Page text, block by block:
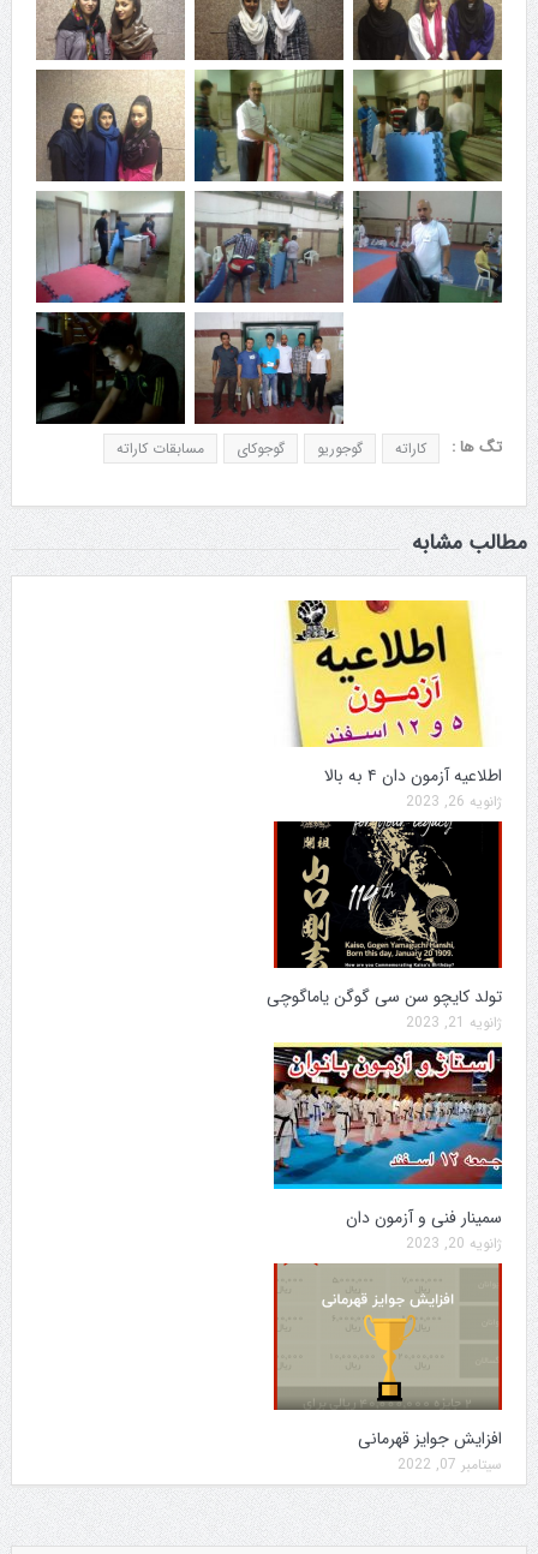
تگ ها : کاراته گوجوریو گوجوکای مسابقات کاراته
مطالب مشابه
اطلاعیه آزمون دان ۴ به بالا
ژانویه 26, 2023
تولد کایچو سن سی گوگن یاماگوچی
ژانویه 21, 2023
سمینار فنی و آزمون دان
ژانویه 20, 2023
افزایش جوایز قهرمانی
سپتامبر 07, 2022